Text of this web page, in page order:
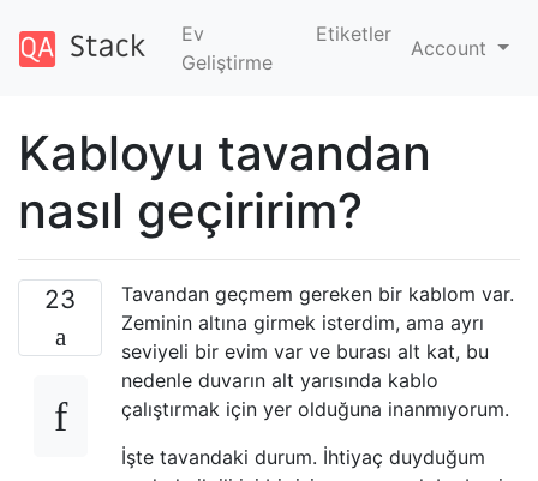
Ev
Geliştirme
Etiketler
Account
Kabloyu tavandan
nasıl geçiririm?
23
Tavandan geçmem gereken bir kablom var.
Zeminin altına girmek isterdim, ama ayrı
seviyeli bir evim var ve burası alt kat, bu
nedenle duvarın alt yarısında kablo
çalıştırmak için yer olduğuna inanmıyorum.
İşte tavandaki durum. İhtiyaç duyduğum